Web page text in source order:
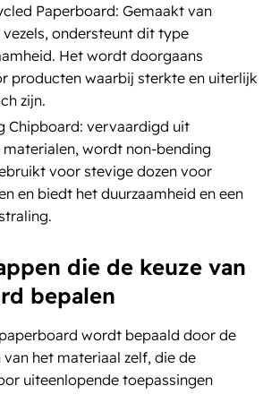
Paperboard: Gemaakt van
ondersteunt dit type
Het wordt doorgaans
producten waarbij sterkte en uiterlijk
zijn.
Chipboard: vervaardigd uit
wordt non-bending
voor stevige dozen voor
en biedt het duurzaamheid en een
die de keuze van
bepalen
wordt bepaald door de
het materiaal zelf, die de
uiteenlopende toepassingen